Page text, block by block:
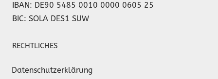
IBAN: DE90 5485 0010 0000 0605 25
BIC: SOLA DES1 SUW
RECHTLICHES
Datenschutzerklärung